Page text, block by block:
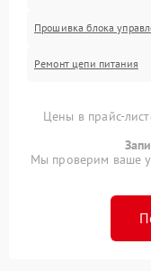
Прошивка блока
Ремонт цепи питания
Цены в прайс-
Мы проверим ваше